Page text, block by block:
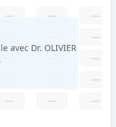
—
—
—
—
—
—
—
—
—
avec Dr. OLIVIER